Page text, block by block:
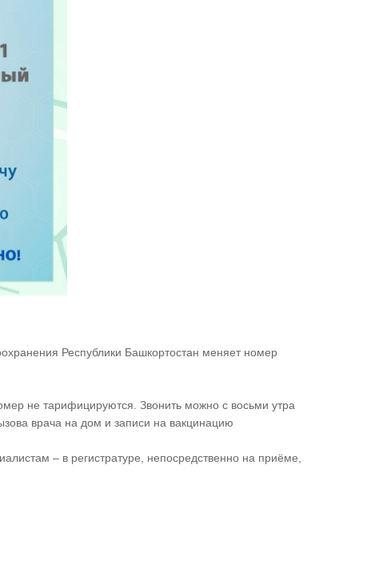
Республики Башкортостан меняет номер
не тарифицируются. Звонить можно с восьми утра
врача на дом и записи на вакцинацию
– в регистратуре, непосредственно на приёме,